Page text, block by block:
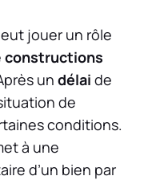
jouer un rôle
constructions
un délai de
de
conditions.
à une
d’un bien par